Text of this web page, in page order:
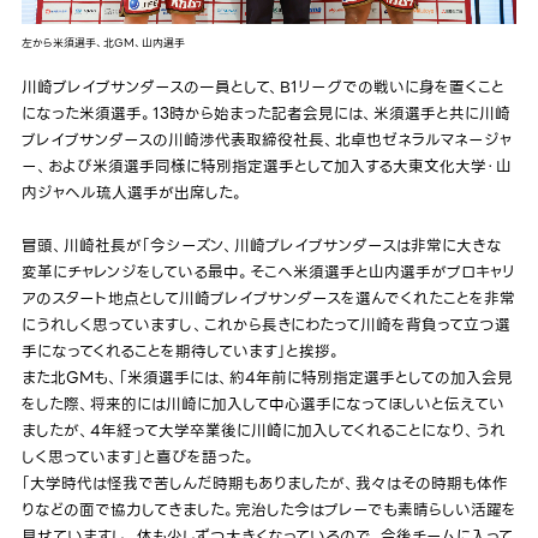
左から米須選手、北GM、山内選手
川崎ブレイブサンダースの一員として、B1リーグでの戦いに身を置くこと
になった米須選手。13時から始まった記者会見には、米須選手と共に川崎
ブレイブサンダースの川崎渉代表取締役社長、北卓也ゼネラルマネージャ
ー、および米須選手同様に特別指定選手として加入する大東文化大学・山
内ジャヘル琉人選手が出席した。
冒頭、川崎社長が「今シーズン、川崎ブレイブサンダースは非常に大きな
変革にチャレンジをしている最中。そこへ米須選手と山内選手がプロキャリ
アのスタート地点として川崎ブレイブサンダースを選んでくれたことを非常
にうれしく思っていますし、これから長きにわたって川崎を背負って立つ選
手になってくれることを期待しています」と挨拶。
また北GMも、「米須選手には、約4年前に特別指定選手としての加入会見
をした際、将来的には川崎に加入して中心選手になってほしいと伝えてい
ましたが、4年経って大学卒業後に川崎に加入してくれることになり、うれ
しく思っています」と喜びを語った。
「大学時代は怪我で苦しんだ時期もありましたが、我々はその時期も体作
りなどの面で協力してきました。完治した今はプレーでも素晴らしい活躍を